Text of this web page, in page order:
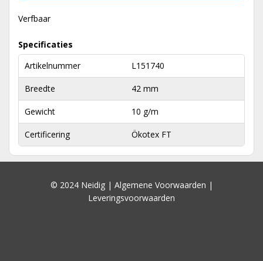
Verfbaar
Specificaties
Artikelnummer
L151740
Breedte 42 mm
Gewicht 10 g/m
Certificering Ökotex FT
© 2024 Neidig | Algemene Voorwaarden |
Leveringsvoorwaarden